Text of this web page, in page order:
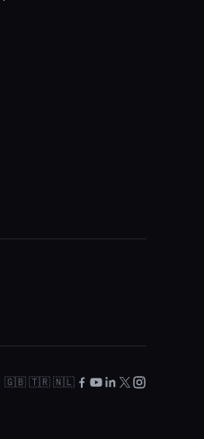
🇬🇧 🇹🇷 🇳🇱